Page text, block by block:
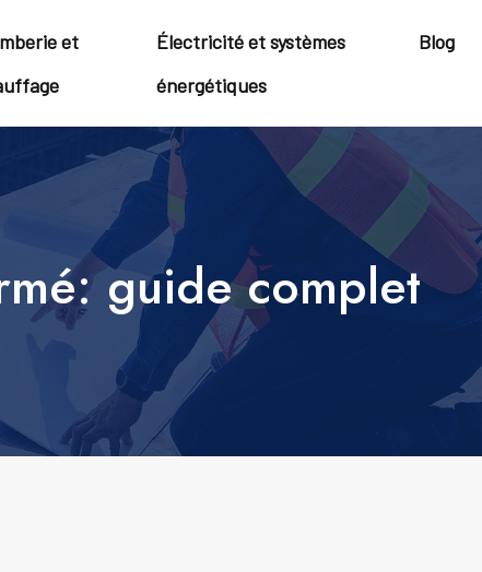
et
Électricité et systèmes
énergétiques
Blog
guide complet